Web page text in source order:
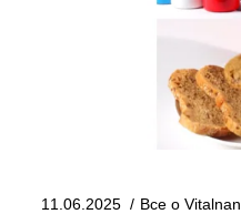
11.06.2025 Все о Vitalnan